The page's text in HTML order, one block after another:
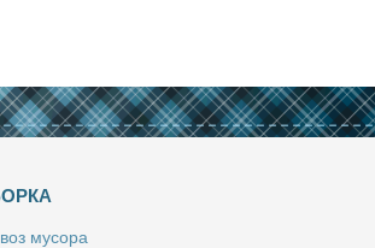
му­со­ра